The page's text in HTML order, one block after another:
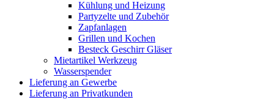
Kühlung und Heizung
Partyzelte und Zubehör
Zapfanlagen
Grillen und Kochen
Besteck Geschirr Gläser
Mietartikel Werkzeug
Wasserspender
Lieferung an Gewerbe
Lieferung an Privatkunden